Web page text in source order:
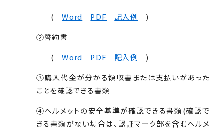
(Word PDF 記入例 )
②誓約書
(Word PDF 記入例 )
③購入代金が分かる領収書または支払いがあった
ことを確認できる書類
④ヘルメットの安全基準が確認できる書類(確認で
きる書類がない場合は、認証マーク部を含むヘルメ